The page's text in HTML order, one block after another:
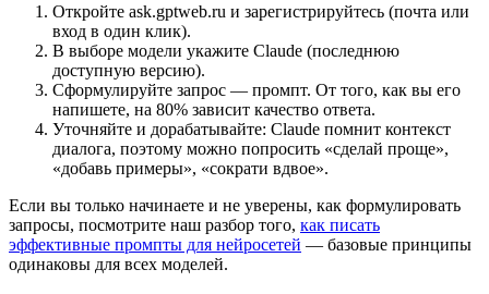
Откройте ask.gptweb.ru и зарегистрируйтесь (почта или
вход в один клик).
В выборе модели укажите Claude (последнюю
доступную версию).
Сформулируйте запрос — промпт. От того, как вы его
напишете, на 80% зависит качество ответа.
Уточняйте и дорабатывайте: Claude помнит контекст
диалога, поэтому можно попросить «сделай проще»,
«добавь примеры», «сократи вдвое».
Если вы только начинаете и не уверены, как формулировать
запросы, посмотрите наш разбор того, как писать
эффективные промпты для нейросетей — базовые принципы
одинаковы для всех моделей.